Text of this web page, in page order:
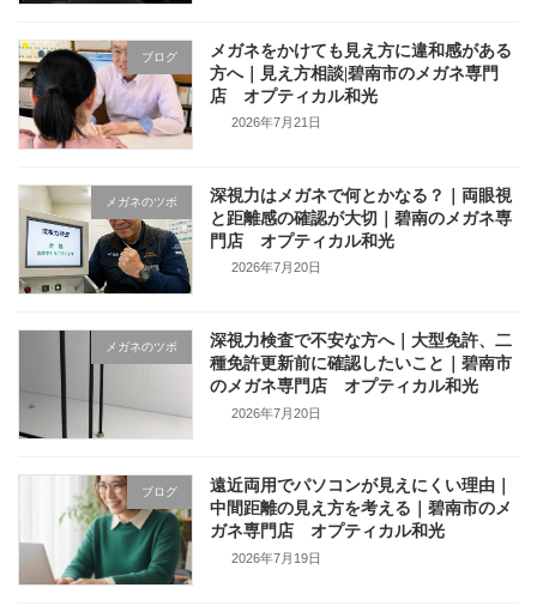
ブログ
メガネをかけても見え方に違和感がある
方へ｜見え方相談|碧南市のメガネ専門
店 オプティカル和光
2026年7月21日
メガネのツボ
深視力はメガネで何とかなる？｜両眼視
と距離感の確認が大切｜碧南のメガネ専
門店 オプティカル和光
2026年7月20日
メガネのツボ
深視力検査で不安な方へ｜大型免許、二
種免許更新前に確認したいこと｜碧南市
のメガネ専門店 オプティカル和光
2026年7月20日
ブログ
遠近両用でパソコンが見えにくい理由｜
中間距離の見え方を考える｜碧南市のメ
ガネ専門店 オプティカル和光
2026年7月19日